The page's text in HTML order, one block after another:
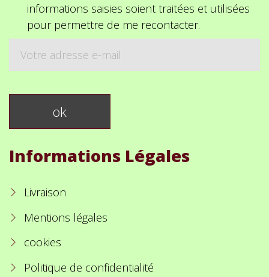
informations saisies soient traitées et utilisées
pour permettre de me recontacter.
Informations Légales
Livraison
Mentions légales
cookies
Politique de confidentialité